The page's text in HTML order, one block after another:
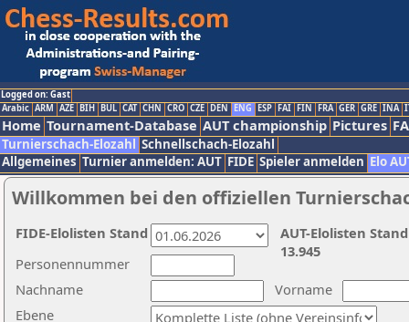
Logged on: Gast
Arabic ARM AZE BIH BUL CAT CHN CRO CZE DEN ENG ESP FAI FIN FRA GER GRE INA
Home Tournament-Database AUT championship Pictures
Turnierschach-Elozahl Schnellschach-Elozahl
Allgemeines Turnier anmelden: AUT FIDE Spieler anmelden Elo
Willkommen bei den offiziellen
Nachname
Vorname
Ebene
Personennummer
AUT-Elolisten
13.945
FIDE-Elolisten Stand